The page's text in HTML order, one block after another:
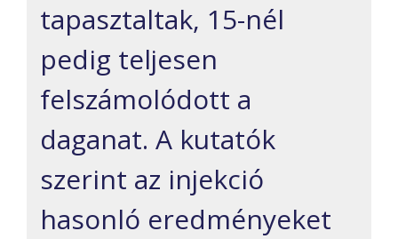
tapasztaltak, 15-nél
pedig teljesen
felszámolódott a
daganat. A kutatók
szerint az injekció
hasonló eredményeket